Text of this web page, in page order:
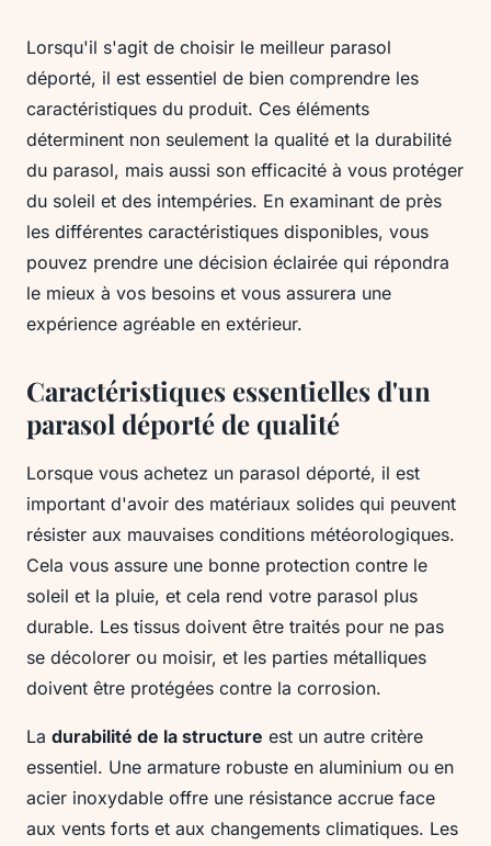
Lorsqu'il s'agit de choisir le meilleur parasol
déporté, il est essentiel de bien comprendre les
caractéristiques du produit. Ces éléments
déterminent non seulement la qualité et la durabilité
du parasol, mais aussi son efficacité à vous protéger
du soleil et des intempéries. En examinant de près
les différentes caractéristiques disponibles, vous
pouvez prendre une décision éclairée qui répondra
le mieux à vos besoins et vous assurera une
expérience agréable en extérieur.
Caractéristiques essentielles d'un
parasol déporté de qualité
Lorsque vous achetez un parasol déporté, il est
important d'avoir des matériaux solides qui peuvent
résister aux mauvaises conditions météorologiques.
Cela vous assure une bonne protection contre le
soleil et la pluie, et cela rend votre parasol plus
durable. Les tissus doivent être traités pour ne pas
se décolorer ou moisir, et les parties métalliques
doivent être protégées contre la corrosion.
La durabilité de la structure est un autre critère
essentiel. Une armature robuste en aluminium ou en
acier inoxydable offre une résistance accrue face
aux vents forts et aux changements climatiques. Les